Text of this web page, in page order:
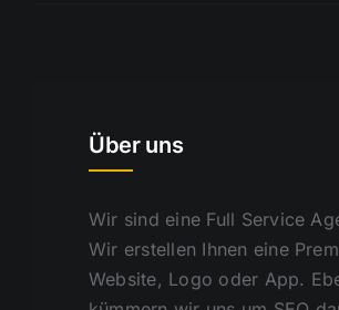
Über uns
Wir sind eine Full Service
Wir erstellen Ihnen eine
Website, Logo oder App.